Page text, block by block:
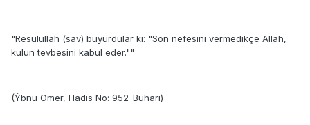
"Resulullah (sav) buyurdular ki: "Son nefesini vermedikçe Allah,
kulun tevbesini kabul eder.""
(Ýbnu Ömer, Hadis No: 952-Buhari)